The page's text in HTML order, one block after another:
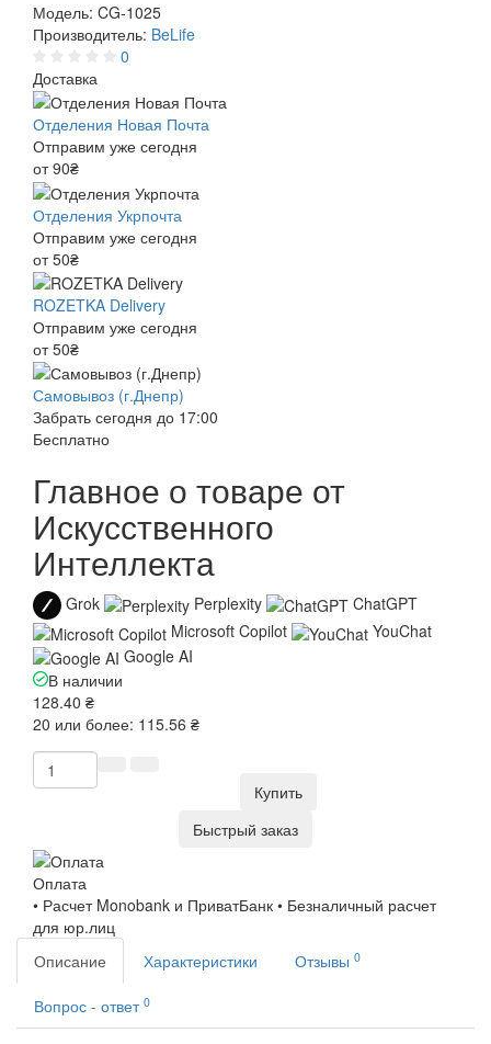
Модель: CG-1025
Производитель: BeLife
0
Доставка
Отделения Новая Почта
Отправим уже сегодня
от 90₴
Отделения Укрпочта
Отправим уже сегодня
от 50₴
ROZETKA Delivery
Отправим уже сегодня
от 50₴
Самовывоз (г.Днепр)
Забрать сегодня до 17:00
Бесплатно
Главное о товаре от
Искусственного
Интеллекта
Grok Perplexity
ChatGPT
Microsoft Copilot
YouChat
Google AI
В наличии
128.40 ₴
20 или более: 115.56 ₴
Купить
Быстрый заказ
Оплата
• Расчет Monobank и ПриватБанк • Безналичный расчет
для юр.лиц
Описание
Характеристики Отзывы 0
Вопрос - ответ 0